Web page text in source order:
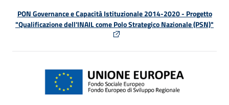
PON Governance e Capacità Istituzionale 2014-2020 - Progetto
"Qualificazione dell'INAIL come Polo Strategico Nazionale (PSN)"